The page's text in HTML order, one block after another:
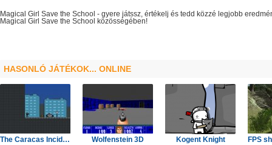
Magical Girl Save the School - gyere játssz, értékelj és tedd közzé legjobb
Magical Girl Save the School közösségében!
HASONLÓ JÁTÉKOK... ONLINE
The Caracas Incident Wolfenstein 3D Kogent Knight